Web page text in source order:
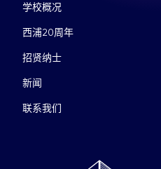
学校概况
西浦20周年
招贤纳士
新闻
联系我们